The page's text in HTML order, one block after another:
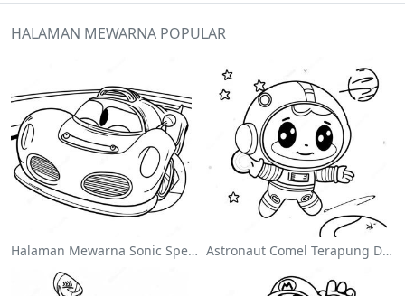
HALAMAN MEWARNA POPULAR
Halaman Mewarna Sonic Speedster Astronaut Comel Terapung Di Angkasa Halaman Mewarna